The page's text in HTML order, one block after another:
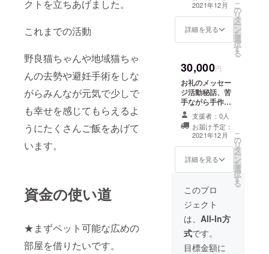
クトを立ちあげました。
これまでの活動
野良猫ちゃんや地域猫ちゃ
んの去勢や避妊手術をしな
がらみんなが元気で少しで
も幸せを感じてもらえるよ
うにたくさんご飯をあげて
います。
資金の使い道
★まずペット可能な広めの
部屋を借りたいです。
どを加えてこれ
からどうなって
いきたいかなど
作ったりは苦手
でできませんが
お手紙はちゃん
と書かせていた
だきますのでよ
ろしくお願いい
たします( ^-^)ノ
∠※。.:*:・'°☆
2021年12月
詳細を見る
こ
の
リ
タ
ー
ン
を
選
択
す
る
30,000円
お礼のメッセー
ジ活動秘話、苦
手ながら手作り
でキーホルダー
をお礼の品とし
て送らせていた
だきます(*^^*)
よろしくお願い
いたします( ^-^)
ノ∠※。.:*:・'°☆
支援者：0人
お届け予定：
2021年12月
詳細を見る
こ
の
リ
タ
ー
ン
を
選
択
す
る
このプロ
ジェクト
は、 All-In方
式です。
目標金額に